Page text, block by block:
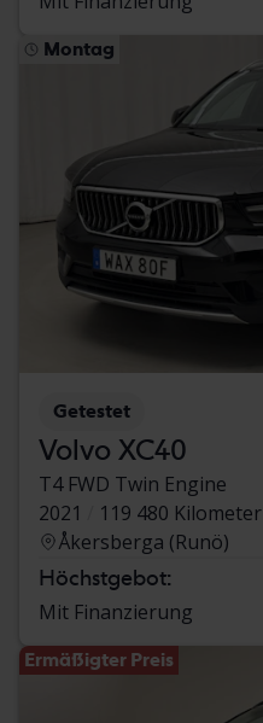
Montag
Getestet
Volvo XC40
T4 FWD Twin Engine
2021
119 480 Kilometer
Åkersberga (Runö)
Höchstgebot:
Mit Finanzierung
Ermäßigter Preis